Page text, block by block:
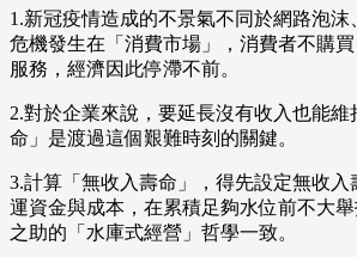
1.新冠疫情造成的不景氣不同於網路泡
危機發生在「消費市場」，消費者不購
服務，經濟因此停滯不前。
2.對於企業來說，要延長沒有收入也能
命」是渡過這個艱難時刻的關鍵。
3.計算「無收入壽命」，得先設定無收
運資金與成本，在累積足夠水位前不大
之助的「水庫式經營」哲學一致。